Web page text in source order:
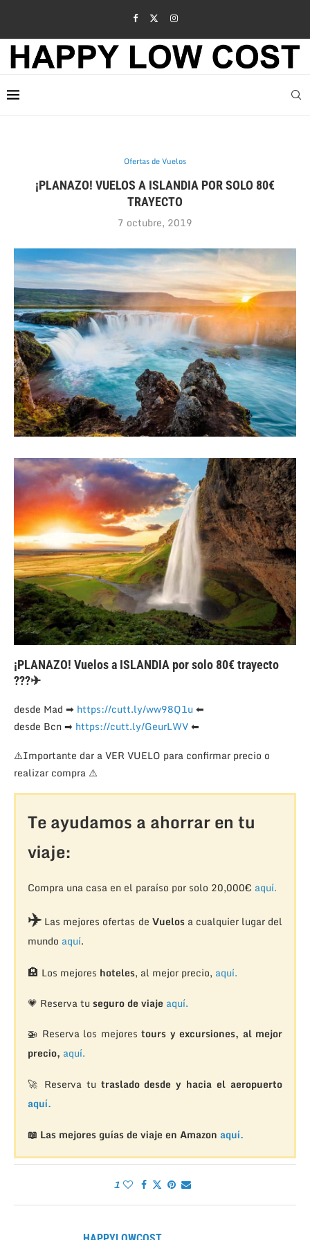
Ofertas de Vuelos
¡PLANAZO! VUELOS A ISLANDIA POR SOLO 80€
TRAYECTO
7 octubre, 2019
¡PLANAZO! Vuelos a ISLANDIA por solo 80€ trayecto
???✈
desde Mad ➡ https://cutt.ly/ww98Q1u ⬅
desde Bcn➡ https://cutt.ly/GeurLWV⬅
⚠️Importante dar a VER VUELO para confirmar precio o
realizar compra ⚠️
Te ayudamos a ahorrar en tu
viaje:
Compra una casa en el paraíso por solo 20,000€ aquí.
✈️Las mejores ofertas de Vuelosa cualquier lugar del
mundo aquí.
🏨 Los mejores hoteles, al mejor precio, aquí.
💗 Reserva tu seguro de viaje aquí.
🚁 Reserva los mejorestours y excursiones, al mejor
precio, aquí.
🚀 Reserva tu traslado desde y hacia el aeropuerto
aquí.
📖 Las mejores guías de viaje en Amazon aquí.
1